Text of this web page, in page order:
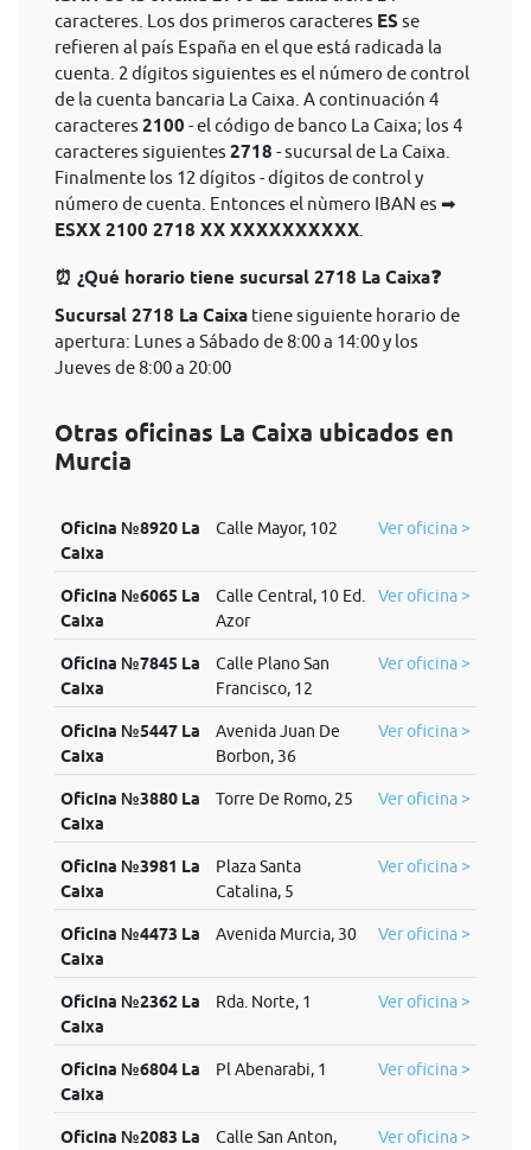
caracteres. Los dos primeros caracteres ES se
refieren al país España en el que está radicada la
cuenta. 2 dígitos siguientes es el número de control
de la cuenta bancaria La Caixa. A continuación 4
caracteres 2100 - el código de banco La Caixa; los 4
caracteres siguientes 2718 - sucursal de La Caixa.
Finalmente los 12 dígitos - dígitos de control y
número de cuenta. Entonces el nùmero IBAN es ➡
ESXX 2100 2718 XX XXXXXXXXXX
⏰ ¿Qué horario tiene sucursal 2718 La Caixa❓
Sucursal 2718 La Caixa tiene siguiente horario de
apertura: Lunes a Sábado de 8:00 a 14:00 y los
Jueves de 8:00 a 20:00
Otras oficinas La Caixa ubicados en
Murcia
Oficina №8920 La
Caixa
Calle Mayor, 102 Ver oficina >
Oficina №6065 La
Caixa
Calle Central, 10 Ed.
Azor
Ver oficina >
Oficina №7845 La
Caixa
Calle Plano San
Francisco, 12
Ver oficina >
Oficina №5447 La
Caixa
Avenida Juan De
Borbon, 36
Ver oficina >
Oficina №3880 La
Caixa
Torre De Romo, 25 Ver oficina >
Oficina №3981 La
Caixa
Plaza Santa
Catalina, 5
Ver oficina >
Oficina №4473 La
Caixa
Avenida Murcia, 30 Ver oficina >
Oficina №2362 La
Caixa
Rda. Norte, 1 Ver oficina >
Oficina №6804 La
Caixa
Pl Abenarabi, 1 Ver oficina >
Oficina №2083 La
Calle San Anton, Ver oficina >